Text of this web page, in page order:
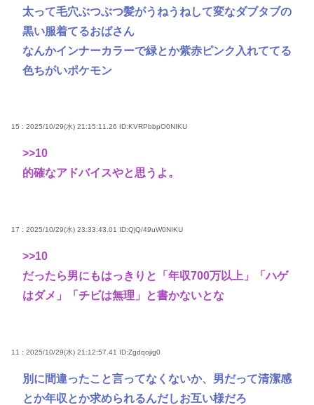
太って毛穴ぶつぶつ髪がうねうねして変なダブタブの
黒い服着てるおばさん
なんかインナーカラーで緑とか紫赤ピンク入れててる
色ちがいポケモン
15 : 2025/10/29(水) 21:15:11.26 ID:KVRPbbpO0NIKU
>>10
的確なアドバイスやと思うよ。
17 : 2025/10/29(水) 23:33:43.01 ID:QjQ/49uW0NIKU
>>10
だったら男にもはっきりと「年収700万以上」「ハゲ
はダメ」「チビは無理」と書かないとな
11 : 2025/10/29(水) 21:12:57.41 ID:Zgdqojig0
別に間違ったこと言ってなくないか、男だって清潔感
とか年収とか求められるんだしお互い様だろ